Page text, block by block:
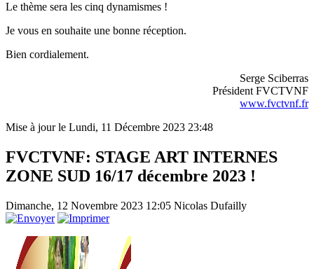
Le thème sera les cinq dynamismes !
Je vous en souhaite une bonne réception.
Bien cordialement.
Serge Sciberras
Président FVCTVNF
www.fvctvnf.fr
Mise à jour le Lundi, 11 Décembre 2023 23:48
FVCTVNF: STAGE ART INTERNES
ZONE SUD 16/17 décembre 2023 !
Dimanche, 12 Novembre 2023 12:05 Nicolas Dufailly